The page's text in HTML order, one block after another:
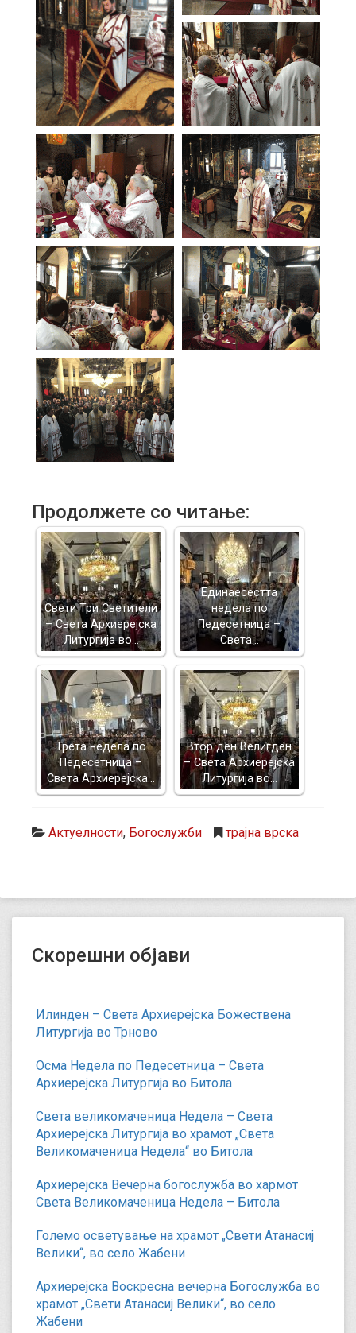
Продолжете со читање:
Свети Три Светители
– Света Архиерејска
Литургија во…
Единаесестта
недела по
Педесетница –
Света…
Трета недела по
Педесетница –
Света Архиерејска…
Втор ден Велигден
– Света Архиерејска
Литургија во…
Актуелности, Богослужби трајна врска
Скорешни објави
Илинден – Света Архиерејска Божествена
Литургија во Трново
Осма Недела по Педесетница – Света
Архиерејска Литургија во Битола
Света великомаченица Недела – Света
Архиерејска Литургија во храмот „Света
Великомаченица Недела“ во Битола
Архиерејска Вечерна богослужба во хармот
Света Великомаченица Недела – Битола
Големо осветување на храмот „Свети Атанасиј
Велики“, во село Жабени
Архиерејска Воскресна вечерна Богослужба во
храмот „Свети Атанасиј Велики“, во село
Жабени